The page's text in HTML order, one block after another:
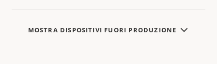
MOSTRA DISPOSITIVI FUORI PRODUZIONE